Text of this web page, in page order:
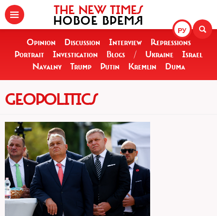
РУ
THE NEW TIMES
НОВОЕ ВРЕМЯ
Opinion Discussion Interview
Repressions
Portrait
Investigation Blogs / Ukraine
Israel
Navalny
Trump Putin Kremlin Duma
GEOPOLITICS